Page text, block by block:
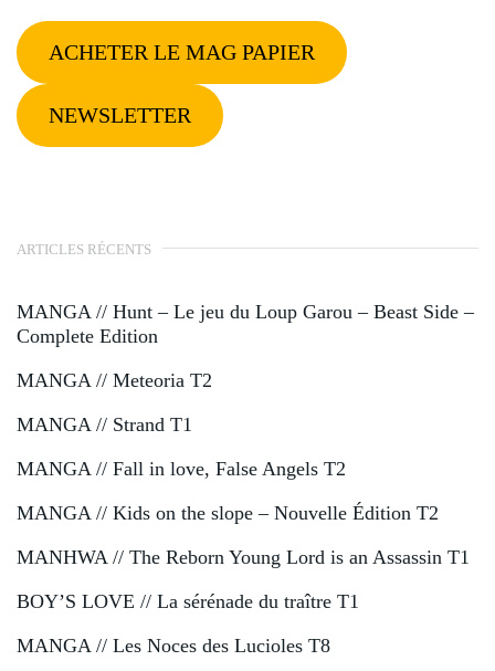
ACHETER LE MAG PAPIER
NEWSLETTER
ARTICLES RÉCENTS
MANGA // Hunt – Le jeu du Loup Garou – Beast Side –
Complete Edition
MANGA // Meteoria T2
MANGA // Strand T1
MANGA // Fall in love, False Angels T2
MANGA // Kids on the slope – Nouvelle Édition T2
MANHWA // The Reborn Young Lord is an Assassin T1
BOY’S LOVE // La sérénade du traître T1
MANGA // Les Noces des Lucioles T8